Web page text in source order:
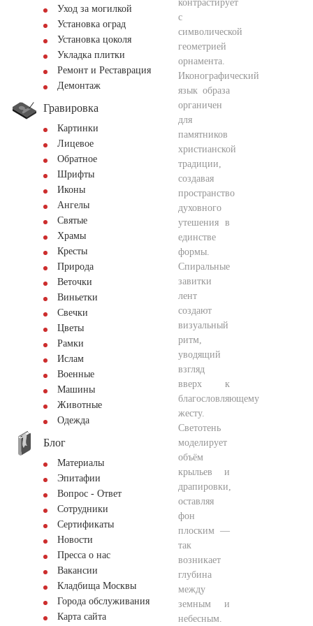
Уход за могилкой
Установка оград
Установка цоколя
Укладка плитки
Ремонт и Реставрация
Демонтаж
Гравировка
Картинки
Лицевое
Обратное
Шрифты
Иконы
Ангелы
Святые
Храмы
Кресты
Природа
Веточки
Виньетки
Свечки
Цветы
Рамки
Ислам
Военные
Машины
Животные
Одежда
Блог
Материалы
Эпитафии
Вопрос - Ответ
Сотрудники
Сертификаты
Новости
Пресса о нас
Вакансии
Кладбища Москвы
Города обслуживания
Карта сайта
контрастирует
с
символической
геометрией
орнамента.
Иконографический
язык образа
органичен
для
памятников
христианской
традиции,
создавая
пространство
духовного
утешения в
единстве
формы.
Спиральные
завитки
лент
создают
визуальный
ритм,
уводящий
взгляд
вверх к
благословляющему
жесту.
Светотень
моделирует
объём
крыльев и
драпировки,
оставляя
фон
плоским —
так
возникает
глубина
между
земным и
небесным.